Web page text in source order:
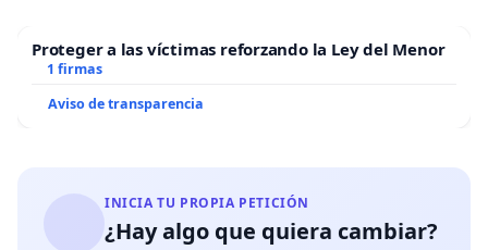
Proteger a las víctimas reforzando la Ley del Menor
1 firmas
Aviso de transparencia
INICIA TU PROPIA PETICIÓN
¿Hay algo que quiera cambiar?